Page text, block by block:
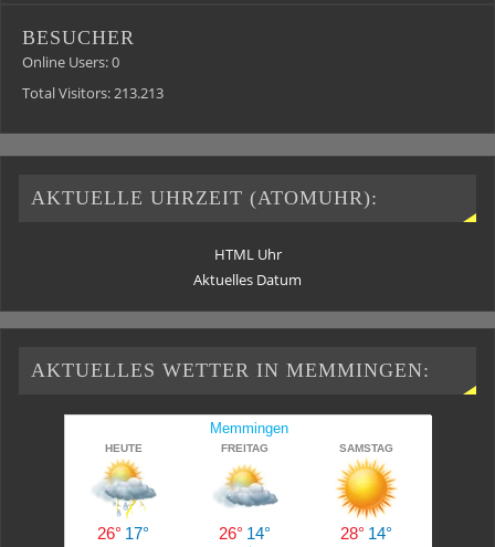
BESUCHER
Online Users:0
Total Visitors:213.213
AKTUELLE UHRZEIT (ATOMUHR):
HTML Uhr
Aktuelles Datum
AKTUELLES WETTER IN MEMMINGEN: